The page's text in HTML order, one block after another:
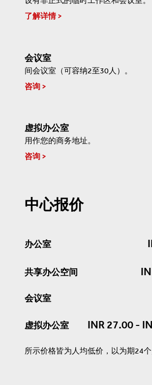
了解详情
会议室
间会议室（可容纳2至30人）。
咨询
虚拟办公室
用作您的商务地址。
咨询
中心报价
办公室
共享办公空间
会议室
虚拟办公室 INR 27.00 -
所示价格皆为人均低价，以为期24